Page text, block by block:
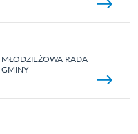
MŁODZIEŻOWA RADA
GMINY